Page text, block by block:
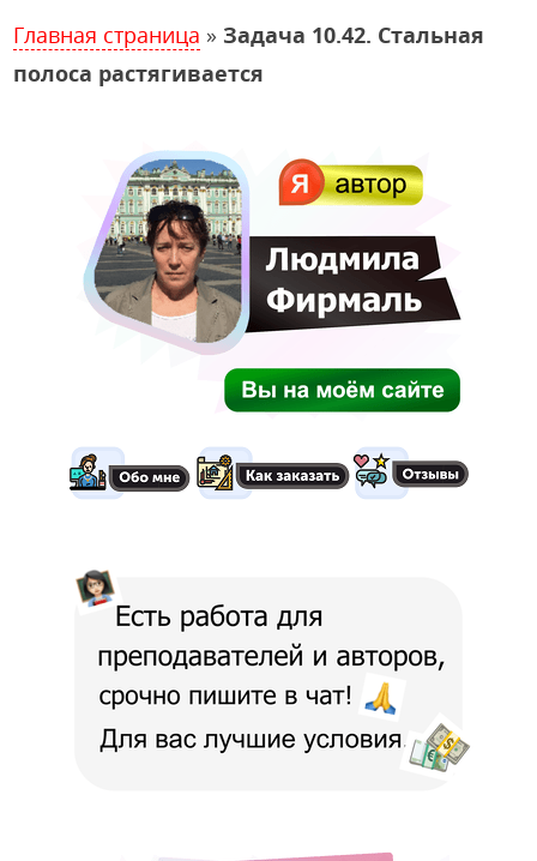
Главная страница » Задача 10.42. Стальная
полоса растягивается